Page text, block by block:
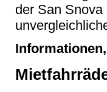
der San